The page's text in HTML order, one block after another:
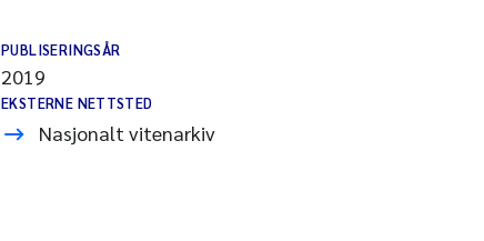
PUBLISERINGSÅR
2019
EKSTERNE NETTSTED
Nasjonalt vitenarkiv